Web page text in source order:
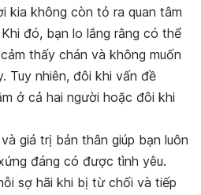
kia không còn tỏ ra quan tâm
đó, bạn lo lắng rằng có thể
thấy chán và không muốn
Tuy nhiên, đôi khi vấn đề
ở cả hai người hoặc đôi khi
giá trị bản thân giúp bạn luôn
đáng có được tình yêu.
sợ hãi khi bị từ chối và tiếp